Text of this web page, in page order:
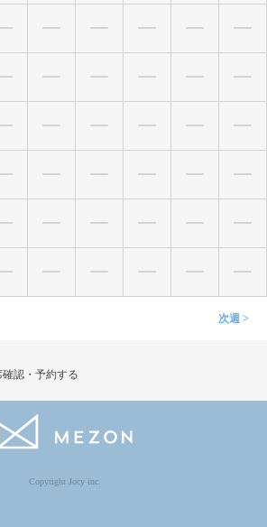
次週 >
確認・予約する
Copyright Jocy inc.